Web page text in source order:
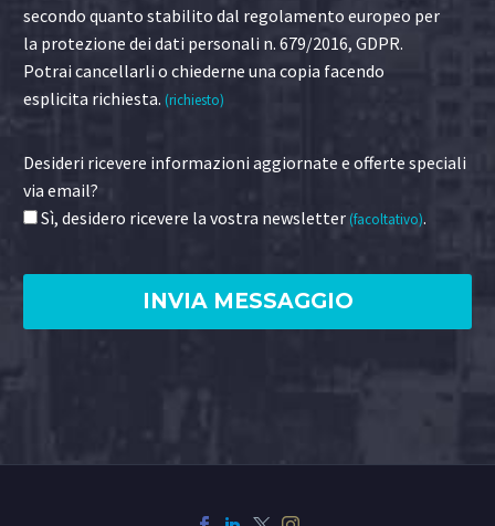
secondo quanto stabilito dal regolamento europeo per
la protezione dei dati personali n. 679/2016, GDPR.
Potrai cancellarli o chiederne una copia facendo
esplicita richiesta. (richiesto)
Desideri ricevere informazioni aggiornate e offerte speciali
via email?
Sì, desidero ricevere la vostra newsletter(facoltativo).